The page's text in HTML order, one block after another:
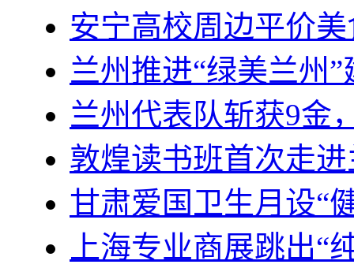
安宁高校周边平价
兰州推进“绿美兰州
兰州代表队斩获9金
敦煌读书班首次走
甘肃爱国卫生月设“
上海专业商展跳出“